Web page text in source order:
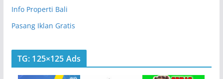
Info Properti Bali
Pasang Iklan Gratis
TG: 125×125 Ads